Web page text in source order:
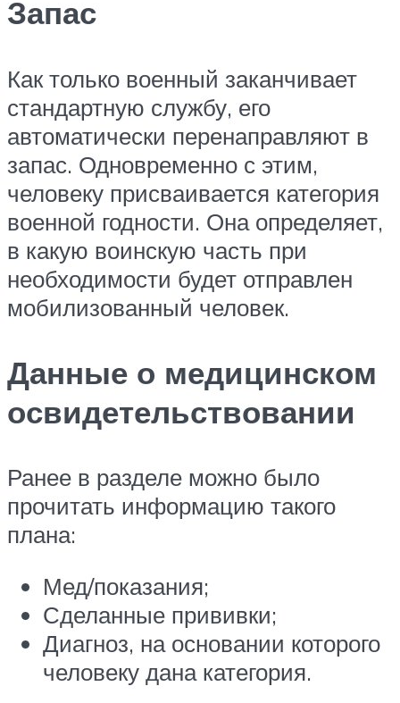
Запас
Как только военный заканчивает
стандартную службу, его
автоматически перенаправляют в
запас. Одновременно с этим,
человеку присваивается категория
военной годности. Она определяет,
в какую воинскую часть при
необходимости будет отправлен
мобилизованный человек.
Данные о медицинском
освидетельствовании
Ранее в разделе можно было
прочитать информацию такого
плана:
Мед/показания;
Сделанные прививки;
Диагноз, на основании которого
человеку дана категория.